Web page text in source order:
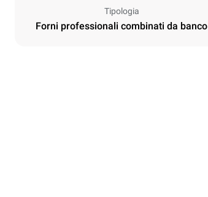
Tipologia
Forni professionali combinati da banco